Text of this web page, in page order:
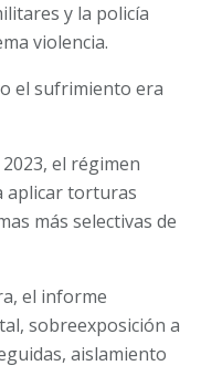
y la policía
violencia.
el sufrimiento era
el régimen
aplicar torturas
más selectivas de
el informe
sobreexposición a
aislamiento